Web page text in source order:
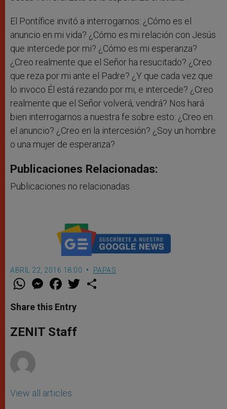
El Pontífice invitó a interrogarnos: ¿Cómo es el
anuncio en mi vida? ¿Cómo es mi relación con Jesús
que intercede por mi? ¿Cómo es mi esperanza?
¿Creo realmente que el Señor ha resucitado? ¿Creo
que reza por mi ante el Padre? ¿Y que cada vez que
lo invoco Él está rezando por mi, e intercede? ¿Creo
realmente que el Señor volverá, vendrá? Nos hará
bien interrogarnos a nuestra fe sobre esto: ¿Creo en
el anuncio? ¿Creo en la intercesión? ¿Soy un hombre
o una mujer de esperanza?
Publicaciones Relacionadas:
Publicaciones no relacionadas.
ABRIL 22, 2016 18:00 PAPAS
W
t
s
p
p
M
e
s
e
g
e
F
a
e
b
o
k
w
Share this Entry
ZENIT Staff
View all articles